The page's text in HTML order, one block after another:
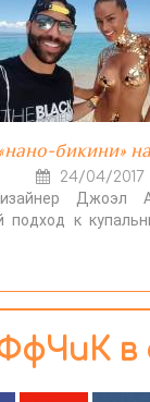
бикини»
24/04/2017
Джоэл
подход к
в